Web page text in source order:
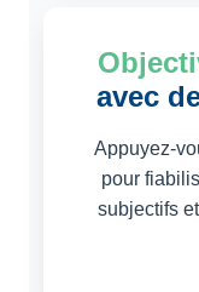
avec
Appuyez-
pour
subjectifs